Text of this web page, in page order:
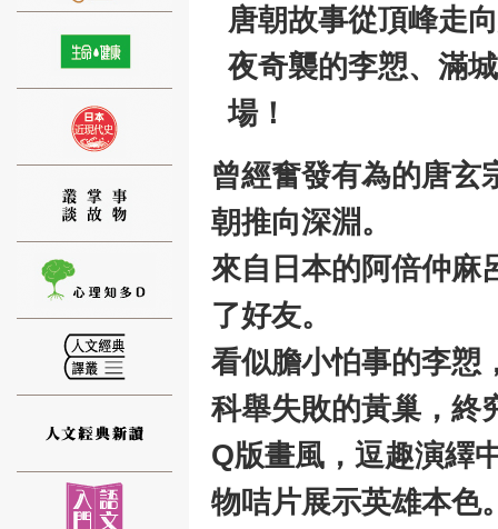
⑫
唐朝故事從頂峰走
夜奇襲的李愬、滿
場！
曾經奮發有為的唐玄
朝推向深淵。
來自日本的阿倍仲麻
了好友。
看似膽小怕事的李愬
科舉失敗的黃巢，終
Q版畫風，逗趣演繹
物咭片展示英雄本色